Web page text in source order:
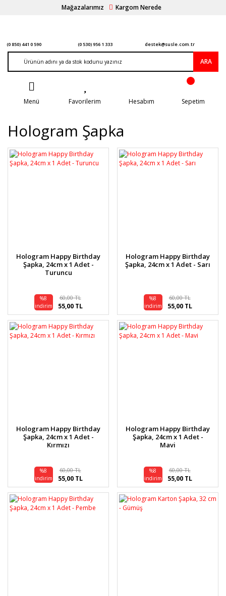
Mağazalarımız Kargom Nerede
(0 850) 441 0 590 (0 530) 956 1 333 destek@susle.com.tr
ARA
Menü Favorilerim Hesabım Sepetim
Hologram Şapka
Hologram Happy Birthday
Şapka, 24cm x 1 Adet -
Turuncu
%8
indirim
60,00 TL
55,00 TL
Hologram Happy Birthday
Şapka, 24cm x 1 Adet - Sarı
%8
indirim
60,00 TL
55,00 TL
Hologram Happy Birthday
Şapka, 24cm x 1 Adet -
Kırmızı
%8
indirim
60,00 TL
55,00 TL
Hologram Happy Birthday
Şapka, 24cm x 1 Adet -
Mavi
%8
indirim
60,00 TL
55,00 TL